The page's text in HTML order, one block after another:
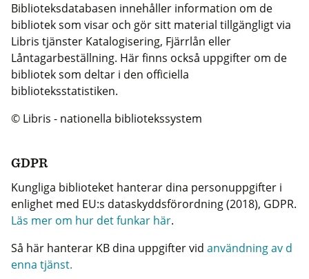
Biblioteksdatabasen innehåller information om de
bibliotek som visar och gör sitt material tillgängligt via
Libris tjänster Katalogisering, Fjärrlån eller
Låntagarbeställning. Här finns också uppgifter om de
bibliotek som deltar i den officiella
biblioteksstatistiken.
© Libris - nationella bibliotekssystem
GDPR
Kungliga biblioteket hanterar dina personuppgifter i
enlighet med EU:s dataskyddsförordning (2018), GDPR.
Läs mer om hur det funkar här.
Så här hanterar KB dina uppgifter vid användning av d
enna tjänst.